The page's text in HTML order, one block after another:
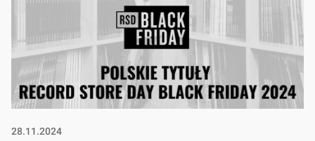
28.11.2024